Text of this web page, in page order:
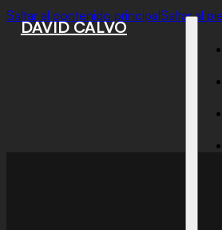
Saltar al contenido principalSaltar al
DAVID CALVO